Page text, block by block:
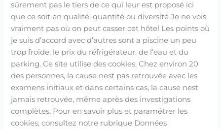
sûrement pas le tiers de ce qui leur est proposé ici
que ce soit en qualité, quantité ou diversité Je ne vois
vraiment pas où on peut casser cet hôtel Les points où
je suis d’accord avec d’autres sont a piscine un peu
trop froide, le prix du réfrigérateur, de l’eau et du
parking. Ce site utilise des cookies. Chez environ 20
des personnes, la cause nest pas retrouvée avec les
examens initiaux et dans certains cas, la cause nest
jamais retrouvée, même après des investigations
complètes. Pour en savoir plus et paramétrer les
cookies, consultez notre rubrique Données